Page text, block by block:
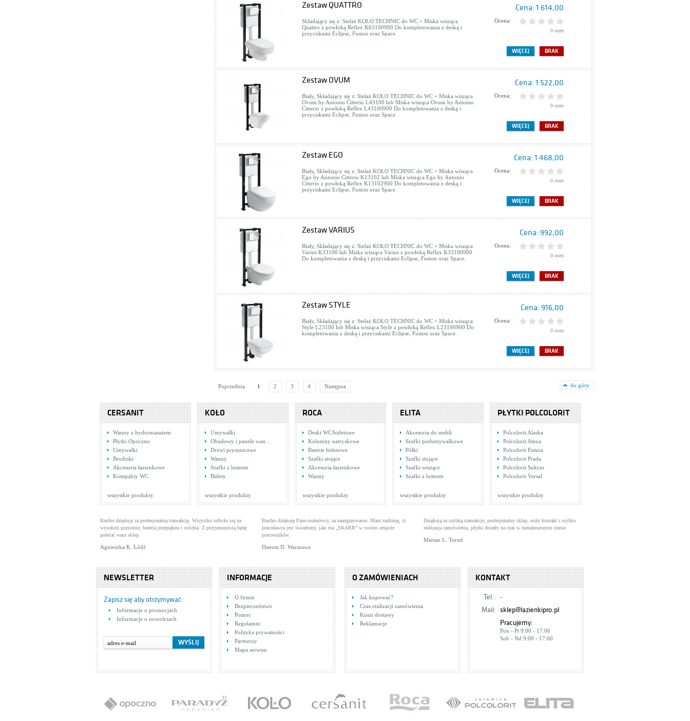
Zestaw QUATTRO
Składający się z: Stelaż KOŁO TECHNIC do WC + Miska wisząca
Quattro z powłoką Reflex K63100900 Do kompletowania z deską i
przyciskami Eclipse, Fusion oraz Space.
Cena: 1 614,00
Ocena:
0 ocen
BRAK
WIĘCEJ
Zestaw OVUM
Biały, Składający się z: Stelaż KOŁO TECHNIC do WC + Miska wisząca
Ovum by Antonio Citterio L43100 lub Miska wisząca Ovum by Antonio
Citterio z powłoką Reflex L43100900 Do kompletowania z deską i
przyciskami Eclipse, Fusion oraz Space.
Cena: 1 522,00
Ocena:
0 ocen
BRAK
WIĘCEJ
Zestaw EGO
Biały, Składający się z: Stelaż KOŁO TECHNIC do WC + Miska wisząca
Ego by Antonio Citterio K13102 lub Miska wisząca Ego by Antonio
Citterio z powłoką Reflex K13102900 Do kompletowania z deską i
przyciskami Eclipse, Fusion oraz Space.
Cena: 1 468,00
Ocena:
0 ocen
BRAK
WIĘCEJ
Zestaw VARIUS
Biały, Składający się z: Stelaż KOŁO TECHNIC do WC + Miska wisząca
Varius K33100 lub Miska wisząca Varius z powłoką Reflex K33100900
Do kompletowania z deską i przyciskami Eclipse, Fusion oraz Space.
Cena: 992,00
Ocena:
0 ocen
BRAK
WIĘCEJ
Zestaw STYLE
Biały, Składający się z: Stelaż KOŁO TECHNIC do WC + Miska wisząca
Style L23100 lub Miska wisząca Style z powłoką Reflex L23100900 Do
kompletowania z deską i przyciskami Eclipse, Fusion oraz Space.
Cena: 916,00
Ocena:
0 ocen
BRAK
WIĘCEJ
do góry
Poprzednia 1 2 3 4 Następna
CERSANIT
Wanny z hydromasażem
Płytki Opoczno
Umywalki
Brodziki
Akcesoria łazienkowe
Kompakty WC
wszystkie produkty
KOŁO
Umywalki
Obudowy i panele wan…
Drzwi prysznicowe
Wanny
Szafki z lustrem
Bidety
wszystkie produkty
ROCA
Deski WC/bidetowe
Kolumny natryskowe
Baterie bidetowe
Szafki stojące
Akcesoria łazienkowe
Wanny
wszystkie produkty
ELITA
Akcesoria do mebli
Szafki podumywalkowe
Półki
Szafki stojące
Szafki wiszące
Szafki z lustrem
wszystkie produkty
PŁYTKI POLCOLORIT
Polcolorit Alaska
Polcolorit Atena
Polcolorit Futura
Polcolorit Prada
Polcolorit Sukces
Polcolorit Versal
wszystkie produkty
Bardzo dziękuję za profesjonalną transakcję. Wszystko odbyło się na
wysokim poziomie, bateria przepiękna i solidna. Z przyjemnością będę
polecać wasz sklep.
Agnieszka K. Łódź
Bardzo dziękuję Panu-rozmówcy, za zaangażowanie. Mam nadzieję, iż
pracodawca jest świadomy, jaki ma „SKARB” w swoim zespole
pracowników.
Danuta D. Warszawa
Dziękują za szybką transakcje, profesjonalny sklep, miły kontakt i szybka
realizacja zamówienia, płytki dotarły na czas w nienaruszonym stanie.
Marian L. Toruń
NEWSLETTER
Zapisz się aby otrzymywać:
Informacje o promocjach
Informacje o nowościach
INFORMACJE
O firmie
Bezpieczeństwo
Pomoc
Regulamin
Polityka prywatności
Partnerzy
Mapa serwisu
O ZAMÓWIENIACH
Jak kupować?
Czas realizacji zamówienia
Koszt dostawy
Reklamacje
KONTAKT
Tel.: -
Mail:
sklep@lazienkipro.pl
Pracujemy:
Pon - Pt 9:00 - 17:00
Sob - Nd 9:00 - 17:00